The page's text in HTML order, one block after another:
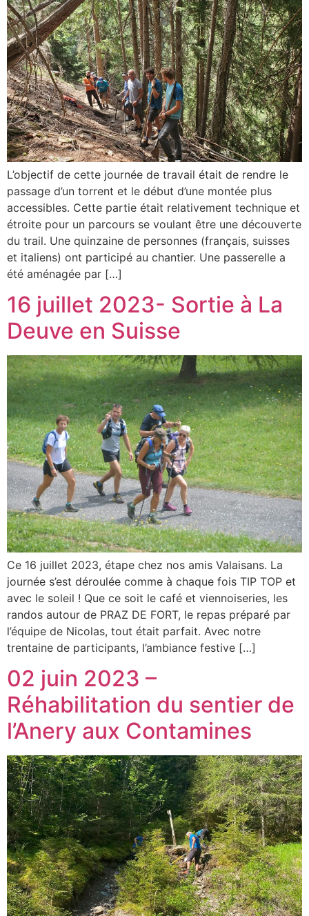
L’objectif de cette journée de travail était de rendre le
passage d’un torrent et le début d’une montée plus
accessibles. Cette partie était relativement technique et
étroite pour un parcours se voulant être une découverte
du trail. Une quinzaine de personnes (français, suisses
et italiens) ont participé au chantier. Une passerelle a
été aménagée par […]
16 juillet 2023- Sortie à La
Deuve en Suisse
Ce 16 juillet 2023, étape chez nos amis Valaisans. La
journée s’est déroulée comme à chaque fois TIP TOP et
avec le soleil ! Que ce soit le café et viennoiseries, les
randos autour de PRAZ DE FORT, le repas préparé par
l’équipe de Nicolas, tout était parfait. Avec notre
trentaine de participants, l’ambiance festive […]
02 juin 2023 –
Réhabilitation du sentier de
l’Anery aux Contamines